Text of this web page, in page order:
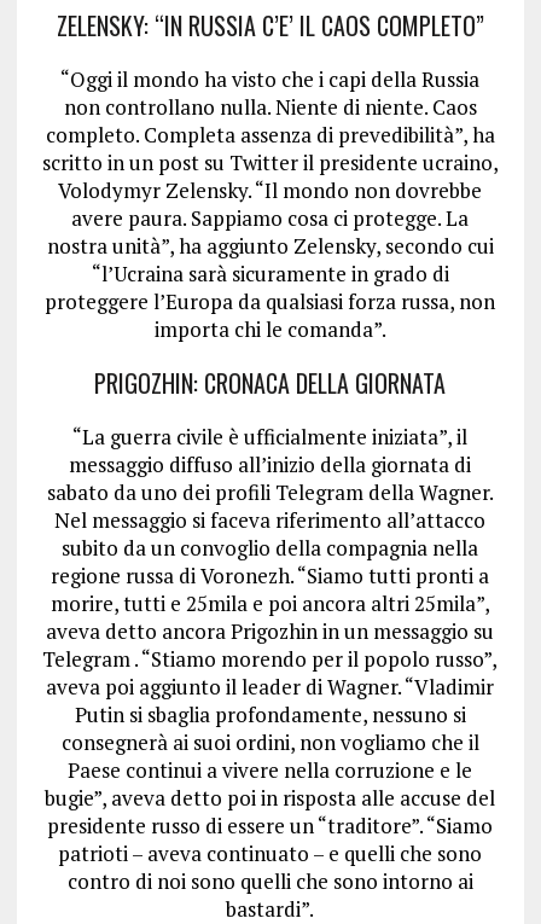
ZELENSKY: “IN RUSSIA C’E’ IL CAOS COMPLETO”
“Oggi il mondo ha visto che i capi della Russia
non controllano nulla. Niente di niente. Caos
completo. Completa assenza di prevedibilità”, ha
scritto in un post su Twitter il presidente ucraino,
Volodymyr Zelensky. “Il mondo non dovrebbe
avere paura. Sappiamo cosa ci protegge. La
nostra unità”, ha aggiunto Zelensky, secondo cui
“l’Ucraina sarà sicuramente in grado di
proteggere l’Europa da qualsiasi forza russa, non
importa chi le comanda”.
PRIGOZHIN: CRONACA DELLA GIORNATA
“La guerra civile è ufficialmente iniziata”, il
messaggio diffuso all’inizio della giornata di
sabato da uno dei profili Telegram della Wagner.
Nel messaggio si faceva riferimento all’attacco
subito da un convoglio della compagnia nella
regione russa di Voronezh. “Siamo tutti pronti a
morire, tutti e 25mila e poi ancora altri 25mila”,
aveva detto ancora Prigozhin in un messaggio su
Telegram . “Stiamo morendo per il popolo russo”,
aveva poi aggiunto il leader di Wagner. “Vladimir
Putin si sbaglia profondamente, nessuno si
consegnerà ai suoi ordini, non vogliamo che il
Paese continui a vivere nella corruzione e le
bugie”, aveva detto poi in risposta alle accuse del
presidente russo di essere un “traditore”. “Siamo
patrioti – aveva continuato – e quelli che sono
contro di noi sono quelli che sono intorno ai
bastardi”.